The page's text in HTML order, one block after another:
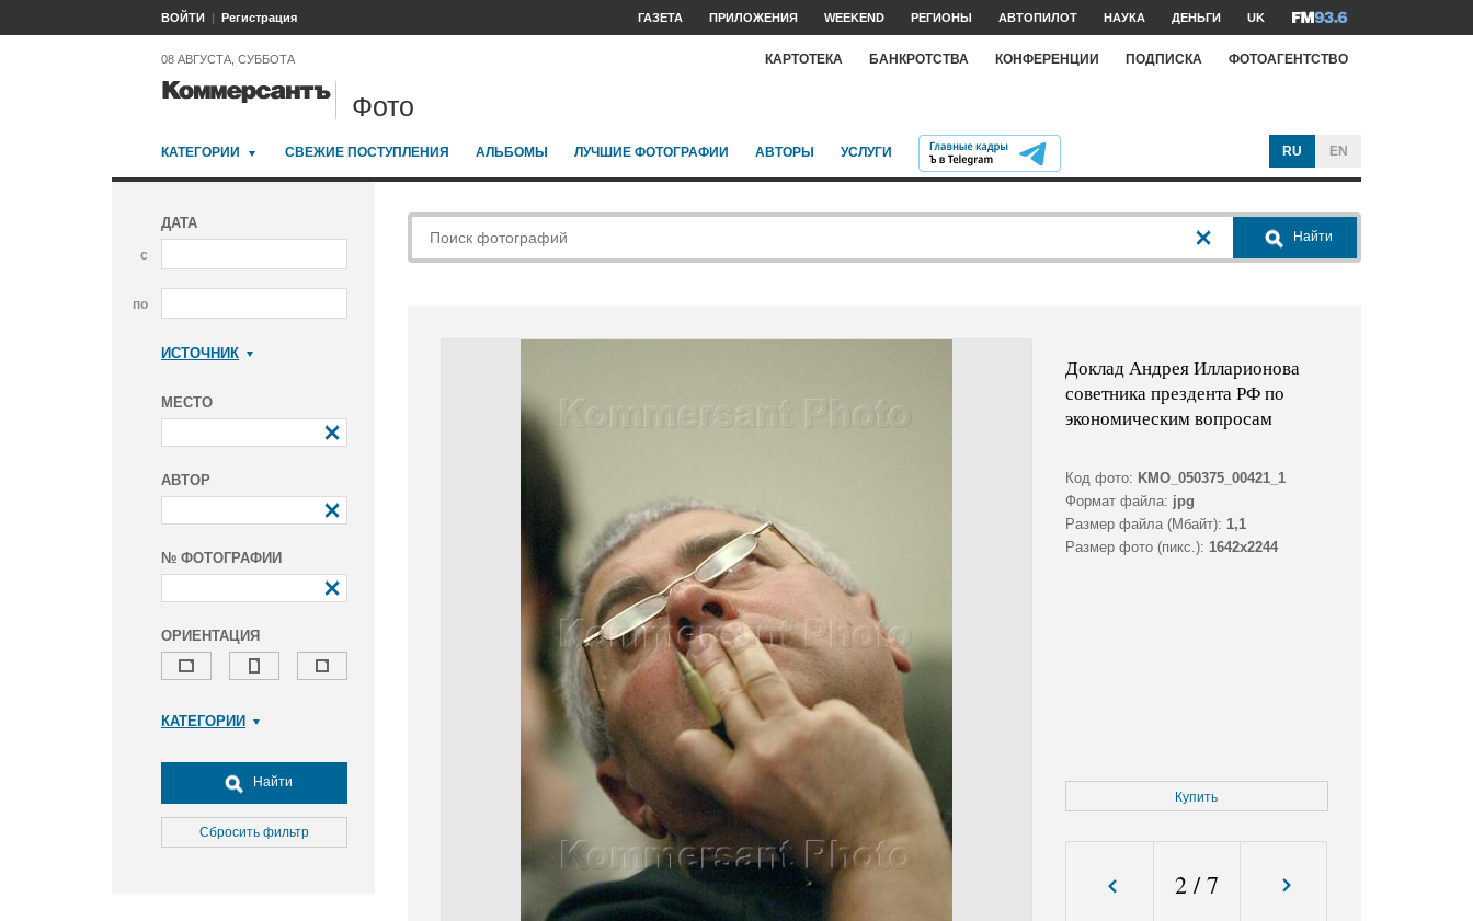
ВОЙТИ Регистрация ГАЗЕТА ПРИЛОЖЕНИЯ WEEKEND РЕГИОНЫ АВТОПИЛОТ НАУКА ДЕНЬГИ UK
08 АВГУСТА, СУББОТА КАРТОТЕКА БАНКРОТСТВА КОНФЕРЕНЦИИ ПОДПИСКА ФОТОАГЕНТСТВО
Фото
КАТЕГОРИИ СВЕЖИЕ ПОСТУПЛЕНИЯ АЛЬБОМЫ ЛУЧШИЕ ФОТОГРАФИИ АВТОРЫ УСЛУГИ RU EN
ДАТА
с
по
ИСТОЧНИК
МЕСТО
АВТОР
№ ФОТОГРАФИИ
ОРИЕНТАЦИЯ
КАТЕГОРИИ
Досуг, туризм и отдых
Культура
Медицина
Найти
Сбросить фильтр
Найти
Доклад Андрея Илларионова
советника прездента РФ по
экономическим вопросам
Код фото: KMO_050375_00421_1
Формат файла: jpg
Размер файла (Мбайт): 1,1
Размер фото (пикс.): 1642x2244
Купить
2/7